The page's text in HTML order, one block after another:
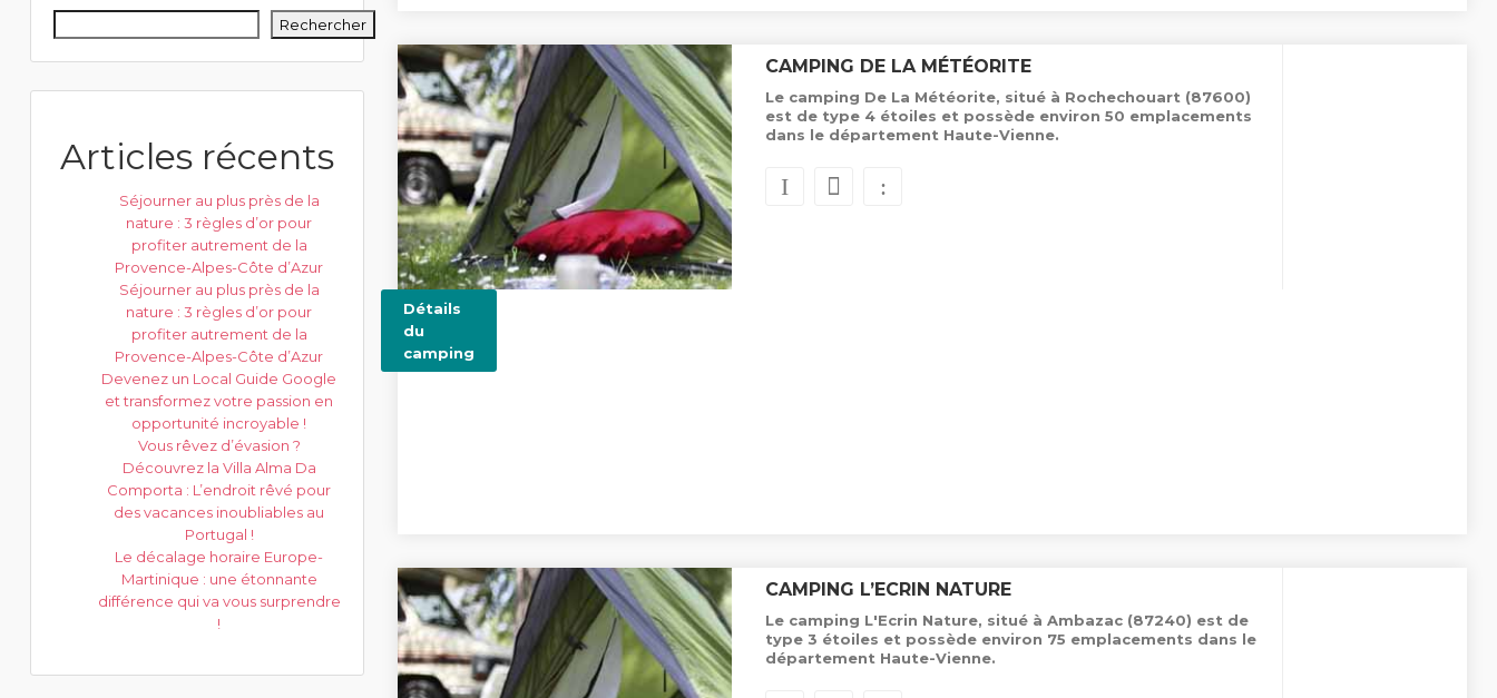
Rechercher
Articles récents
Séjourner au plus près de la
nature : 3 règles d’or pour
profiter autrement de la
Provence-Alpes-Côte d’Azur
Séjourner au plus près de la
nature : 3 règles d’or pour
profiter autrement de la
Provence-Alpes-Côte d’Azur
Devenez un Local Guide Google
et transformez votre passion en
opportunité incroyable !
Vous rêvez d’évasion ?
Découvrez la Villa Alma Da
Comporta : L’endroit rêvé pour
des vacances inoubliables au
Portugal !
Le décalage horaire Europe-
Martinique : une étonnante
différence qui va vous surprendre
!
CAMPING DE LA MÉTÉORITE
Le camping De La Météorite, situé à Rochechouart (87600)
est de type 4 étoiles et possède environ 50 emplacements
dans le département Haute-Vienne.
Détails
du
camping
CAMPING L’ECRIN NATURE
Le camping L'Ecrin Nature, situé à Ambazac (87240) est de
type 3 étoiles et possède environ 75 emplacements dans le
département Haute-Vienne.